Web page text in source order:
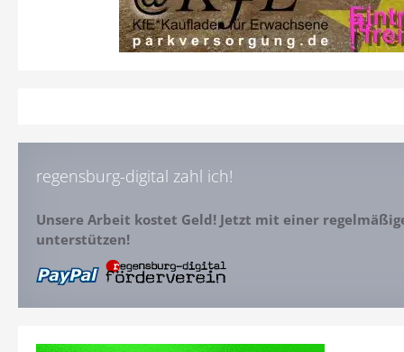
regensburg-digital zahl ich!
Unsere Arbeit kostet Geld! Jetzt mit einer
unterstützen!